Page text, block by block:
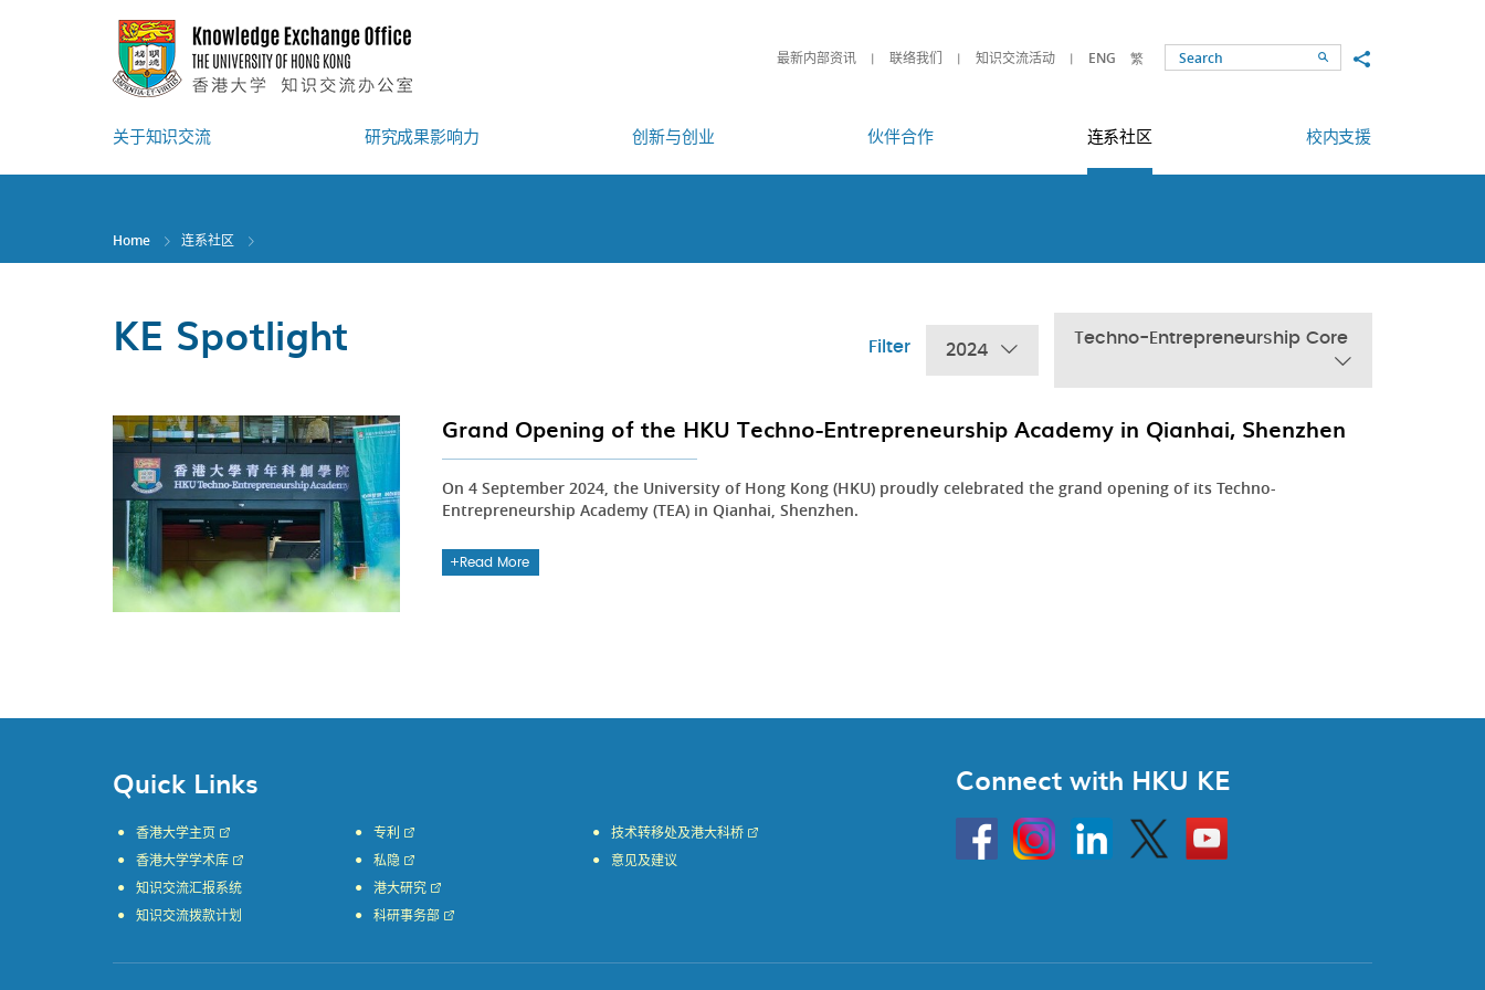
最新内部资讯 联络我们 知识交流活动 ENG 繁 SearchShare to
关于知识交流 研究成果影响力 创新与创业 伙伴合作 连系社区 校内支援
Home 连系社区
KE Spotlight Filter 2024
Techno-Entrepreneurship Core
Grand Opening of the HKU Techno-Entrepreneurship Academy in Qianhai, Shenzhen
On 4 September 2024, the University of Hong Kong (HKU) proudly celebrated the grand opening of its Techno-
Entrepreneurship Academy (TEA) in Qianhai, Shenzhen.
Read More
Quick Links
香港大学主页
香港大学学术库
知识交流汇报系统
知识交流拨款计划
专利
私隐
港大研究
科研事务部
技术转移处及港大科桥
意见及建议
Connect with HKU KE
HKU
InstagramLinkedin Twitter
Go
to
HKU